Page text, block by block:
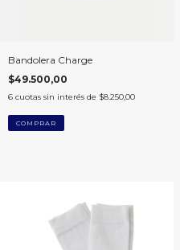
Bandolera Charge
$49.500,00
6 cuotas sin interés de $8.250,00
COMPRAR